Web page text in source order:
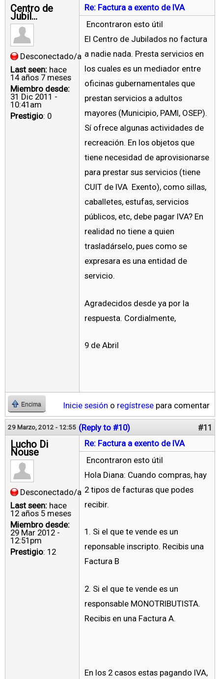
Centro de
Jubil...
Desconectado/a
Last seen: hace
14 años 7 meses
Miembro desde:
31 Dic 2011 -
10:41am
Prestigio: 0
Re: Factura a exento de IVA
Encontraron esto útil
El Centro de Jubilados no factura
a nadie nada. Presta servicios en
los cuales es un mediador entre
oficinas gubernamentales que
prestan servicios a adultos
mayores (Municipio, PAMI, OSEP).
Sí ofrece algunas actividades de
recreación. En los objetos que
tiene necesidad de aprovisionarse
para prestar sus servicios (tiene
CUIT de IVA Exento), como sillas,
caballetes, estufas, servicios
públicos, etc, debe pagar IVA? En
realidad no tiene a quien
trasladárselo, pues como se
expresara es una entidad de
servicio.
Agradecidos desde ya por la
respuesta. Cordialmente,
9 de Abril
Encima Inicie sesión o regístrese para comentar
29 Marzo, 2012 - 12:55 (Reply to #10) #11
Lucho Di
Nouse
Desconectado/a
Last seen: hace
12 años 5 meses
Miembro desde:
29 Mar 2012 -
12:51pm
Prestigio: 12
Re: Factura a exento de IVA
Encontraron esto útil
Hola Diana: Cuando compras, hay
2 tipos de facturas que podes
recibir.
1. Si el que te vende es un
reponsable inscripto. Recibis una
Factura B
2. Si el que te vende es un
responsable MONOTRIBUTISTA.
Recibis en una Factura A.
En los 2 casos estas pagando IVA,